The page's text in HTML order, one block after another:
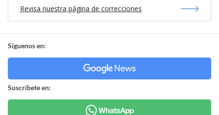
Revisa nuestra página de correcciones
Síguenos en:
Suscríbete en: